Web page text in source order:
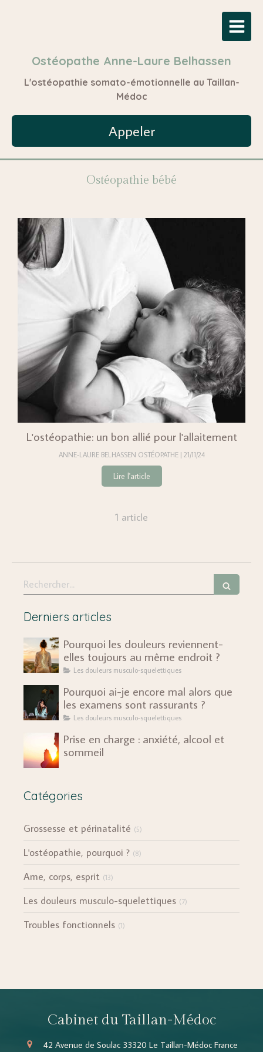
Ostéopathe Anne-Laure Belhassen
L'ostéopathie somato-émotionnelle au Taillan-
Médoc
Appeler
Ostéopathie bébé
L'ostéopathie: un bon allié pour l'allaitement
ANNE-LAURE BELHASSEN OSTÉOPATHE 21/11/24
Lire l'article
1 article
Rechercher
Derniers articles
Pourquoi les douleurs reviennent-
elles toujours au même endroit ?
Les douleurs musculo-squelettiques
Pourquoi ai-je encore mal alors que
les examens sont rassurants ?
Les douleurs musculo-squelettiques
Prise en charge : anxiété, alcool et
sommeil
Catégories
Grossesse et périnatalité (5)
L'ostéopathie, pourquoi ? (8)
Ame, corps, esprit (13)
Les douleurs musculo-squelettiques (7)
Troubles fonctionnels (1)
Cabinet du Taillan-Médoc
42 Avenue de Soulac 33320 Le Taillan-Médoc France